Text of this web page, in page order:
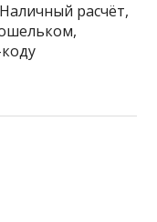
расчёт,